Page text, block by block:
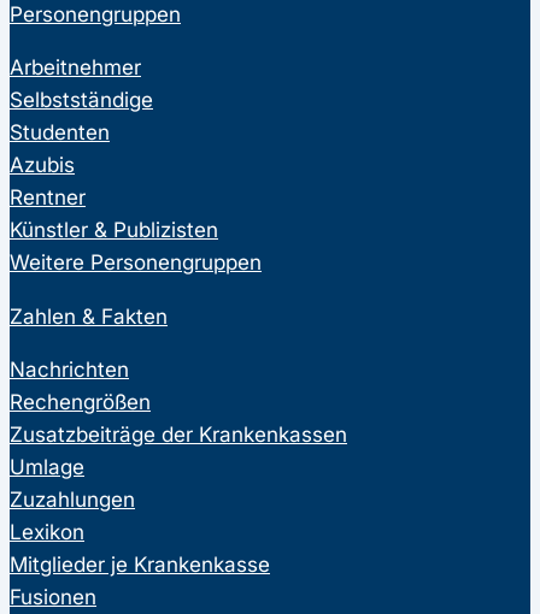
Personengruppen
Arbeitnehmer
Selbstständige
Studenten
Azubis
Rentner
Künstler & Publizisten
Weitere Personengruppen
Zahlen & Fakten
Nachrichten
Rechengrößen
Zusatzbeiträge der Krankenkassen
Umlage
Zuzahlungen
Lexikon
Mitglieder je Krankenkasse
Fusionen